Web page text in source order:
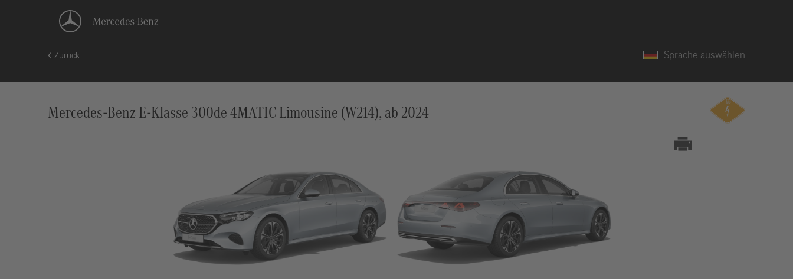
Zurück Sprache auswählen
Mercedes-Benz E-Klasse 300de 4MATIC Limousine (W214), ab 2024